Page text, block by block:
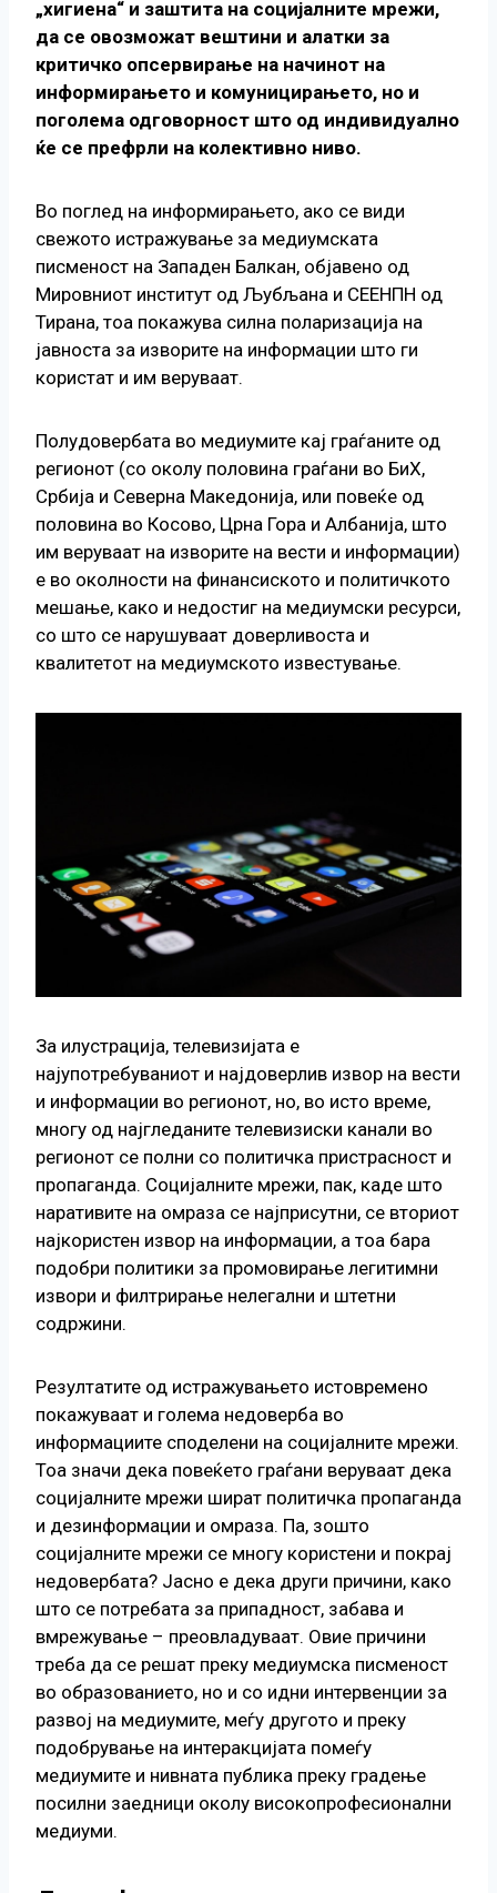
„хигиена“ и заштита на социјалните мрежи,
да се овозможат вештини и алатки за
критичко опсервирање на начинот на
информирањето и комуницирањето, но и
поголема одговорност што од индивидуално
ќе се префрли на колективно ниво.
Во поглед на информирањето, ако се види
свежото истражување за медиумската
писменост на Западен Балкан, објавено од
Мировниот институт од Љубљана и СЕЕНПН од
Тирана, тоа покажува силна поларизација на
јавноста за изворите на информации што ги
користат и им веруваат.
Полудовербата во медиумите кај граѓаните од
регионот (со околу половина граѓани во БиХ,
Србија и Северна Македонија, или повеќе од
половина во Косово, Црна Гора и Албанија, што
им веруваат на изворите на вести и информации)
е во околности на финансиското и политичкото
мешање, како и недостиг на медиумски ресурси,
со што се нарушуваат доверливоста и
квалитетот на медиумското известување.
За илустрација, телевизијата е
најупотребуваниот и најдоверлив извор на вести
и информации во регионот, но, во исто време,
многу од најгледаните телевизиски канали во
регионот се полни со политичка пристрасност и
пропаганда. Социјалните мрежи, пак, каде што
наративите на омраза се најприсутни, се вториот
најкористен извор на информации, а тоа бара
подобри политики за промовирање легитимни
извори и филтрирање нелегални и штетни
содржини.
Резултатите од истражувањето истовремено
покажуваат и голема недоверба во
информациите споделени на социјалните мрежи.
Тоа значи дека повеќето граѓани веруваат дека
социјалните мрежи шират политичка пропаганда
и дезинформации и омраза. Па, зошто
социјалните мрежи се многу користени и покрај
недовербата? Јасно е дека други причини, како
што се потребата за припадност, забава и
вмрежување – преовладуваат. Овие причини
треба да се решат преку медиумска писменост
во образованието, но и со идни интервенции за
развој на медиумите, меѓу другото и преку
подобрување на интеракцијата помеѓу
медиумите и нивната публика преку градење
посилни заедници околу високопрофесионални
медиуми.